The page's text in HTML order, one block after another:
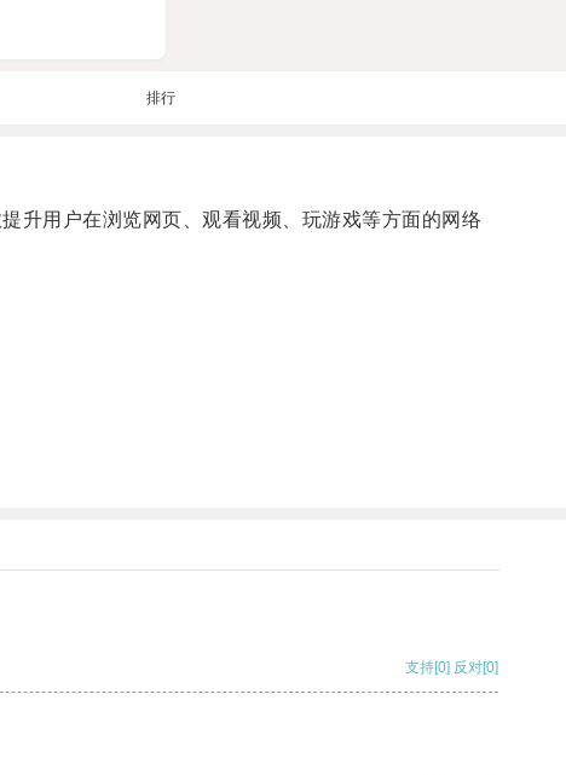
排行
用户在浏览网页、观看视频、玩游戏等方面的网络
支持[0] 反对[0]